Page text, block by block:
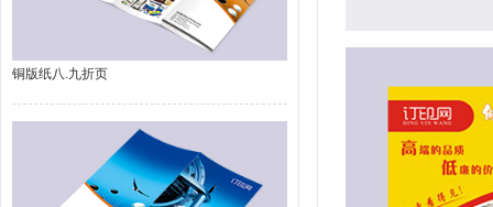
铜版纸八.九折页